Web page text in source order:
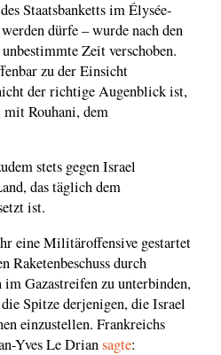
Staatsbanketts im Élysée-
dürfe – wurde nach den
Zeit verschoben.
zu der Einsicht
der richtige Augenblick ist,
Rouhani, dem
stets gegen Israel
das täglich dem
ist.
eine Militäroffensive gestartet
Raketenbeschuss durch
Gazastreifen zu unterbinden,
Spitze derjenigen, die Israel
einzustellen. Frankreichs
Yves Le Driansagte: